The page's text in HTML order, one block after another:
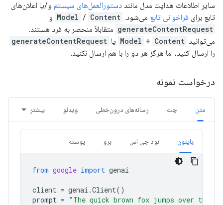
سایر اطلاعات هدایت مدل مانند دستورالعمل‌های سیستم و/یا اعلان‌های
تابع برای فراخوانی تابع می‌شود. Model / Content
و
generateContentRequest متقابلاً منحصر به فرد هستند.
می‌توانید
Model + Content یا generateContentRequest
را ارسال کنید، اما هرگز هر دو را با هم ارسال نکنید.
درخواست نمونه
متن چت رسانه‌های درون‌خطی ویدئو بیشتر
پایتون نود جی اس برو پوسته
from google import genai
client = genai .Client()
prompt = "The quick brown fox jumps over the